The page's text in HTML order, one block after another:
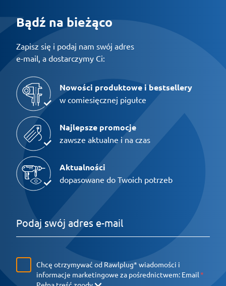
Bądź na bieżąco
Zapisz się i podaj nam swój adres
e-mail, a dostarczymy Ci:
Nowości produktowe i bestsellery
w comiesięcznej pigułce
Najlepsze promocje
zawsze aktualne i na czas
Aktualności
dopasowane do Twoich potrzeb
Chcę otrzymywać od Rawlplug* wiadomości i
informacje marketingowe za pośrednictwem: Email